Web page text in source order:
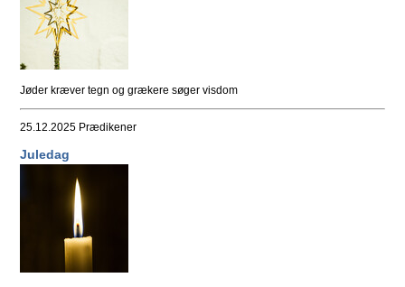
Jøder kræver tegn og grækere søger visdom
25.12.2025 Prædikener
Juledag